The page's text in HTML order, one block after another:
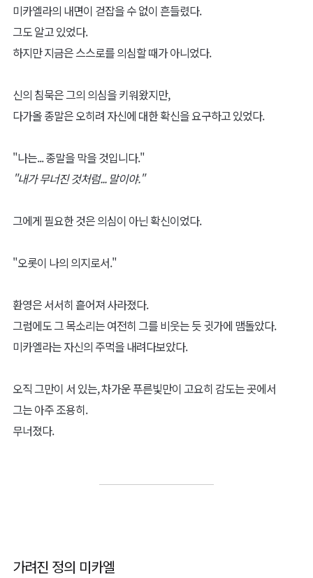
미카엘라의 내면이 걷잡을 수 없이 흔들렸다.
그도 알고 있었다.
하지만 지금은 스스로를 의심할 때가 아니었다.
신의 침묵은 그의 의심을 키워왔지만,
다가올 종말은 오히려 자신에 대한 확신을 요구하고 있었다.
"나는... 종말을 막을 것입니다."
"내가 무너진 것처럼... 말이야."
그에게 필요한 것은 의심이 아닌 확신이었다.
"오롯이 나의 의지로서."
환영은 서서히 흩어져 사라졌다.
그럼에도 그 목소리는 여전히 그를 비웃는 듯 귓가에 맴돌았다.
미카엘라는 자신의 주먹을 내려다보았다.
오직 그만이 서 있는, 차가운 푸른빛만이 고요히 감도는 곳에서
그는 아주 조용히.
무너졌다.
가려진 정의 미카엘